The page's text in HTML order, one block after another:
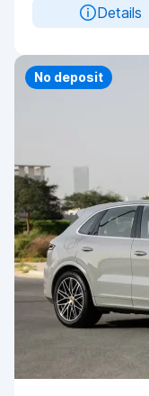
Details
Priority
No deposit